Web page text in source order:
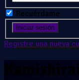
Recuérdame
Registre una nueva